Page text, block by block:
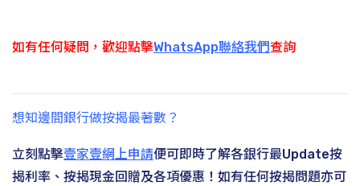
如有任何疑問，歡迎點擊WhatsApp聯絡我們查詢
想知邊間銀行做按揭最著數？
立刻點擊壹家壹網上申請便可即時了解各銀行最Update按
揭利率、按揭現金回贈及各項優惠！如有任何按揭問題亦可